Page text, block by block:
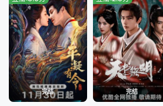
完结 完结